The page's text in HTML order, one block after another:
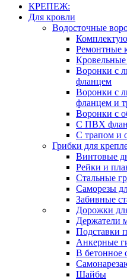
КРЕПЕЖ:
Для кровли
Водосточные
Ремонтные
Кровельные
Воронки с
фланцем
Воронки с
фланцем и
Воронки с
С ПВХ
С трапом и
Грибки для
Винтовые
Рейки и
Стальные
Саморезы
Забивные
Дорожки
Держатели
Подставки
Анкерные
В бетонное
Шайбы